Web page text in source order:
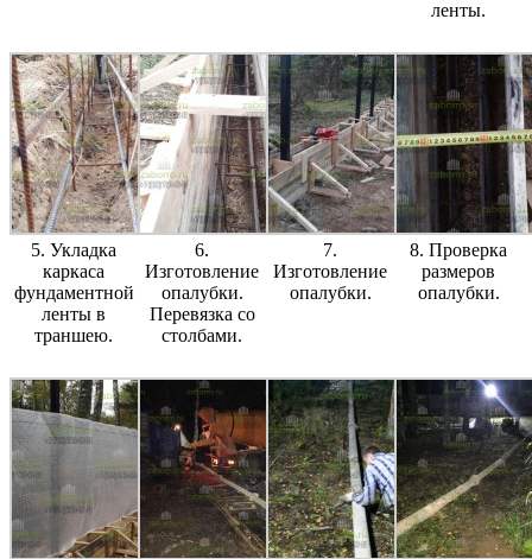
ленты.
5. Укладка
каркаса
фундаментной
ленты в
траншею.
6.
Изготовление
опалубки.
Перевязка со
столбами.
7.
Изготовление
опалубки.
8. Проверка
размеров
опалубки.